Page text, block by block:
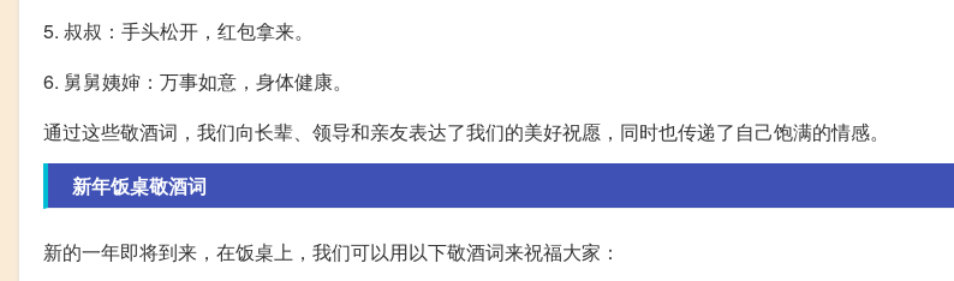
5. 叔叔：手头松开，红包拿来。
6. 舅舅姨婶：万事如意，身体健康。
通过这些敬酒词，我们向长辈、领导和亲友表达了我们的美好祝愿，同时也传递了自己饱满的情感。
新年饭桌敬酒词
新的一年即将到来，在饭桌上，我们可以用以下敬酒词来祝福大家：